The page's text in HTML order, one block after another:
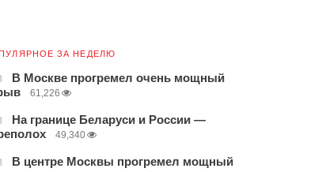
ЗА НЕДЕЛЮ
В Москве прогремел очень мощный
61,226
На границе Беларуси и России —
49,340
В центре Москвы прогремел мощный